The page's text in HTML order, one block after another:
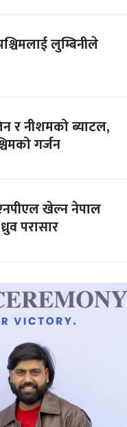
लुम्बिनीले
र नीशमको ब्याटल,
गर्जन
खेल्न नेपाल
परासार